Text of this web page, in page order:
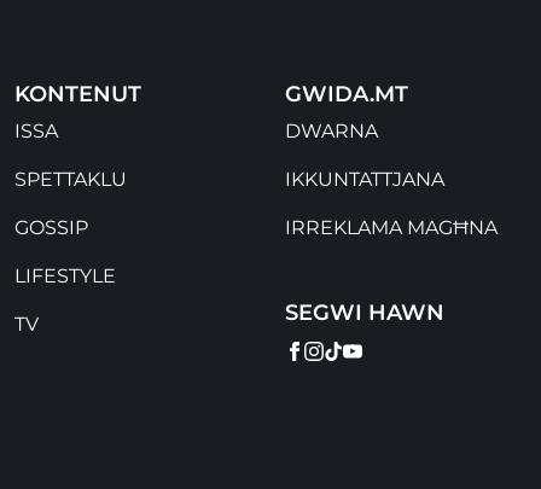
KONTENUT
ISSA
SPETTAKLU
GOSSIP
LIFESTYLE
TV
GWIDA.MT
DWARNA
IKKUNTATTJANA
IRREKLAMA MAGĦNA
SEGWI HAWN
FACEBOOK
INSTAGRAM
TIKTOK
YOUTUBE